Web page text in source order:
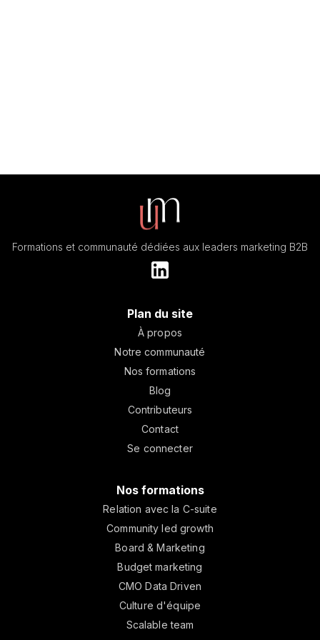
Formations et communauté dédiées aux leaders marketing B2B
Plan du site
À propos
Notre communauté
Nos formations
Blog
Contributeurs
Contact
Se connecter
Nos formations
Relation avec la C-suite
Community led growth
Board & Marketing
Budget marketing
CMO Data Driven
Culture d'équipe
Scalable team